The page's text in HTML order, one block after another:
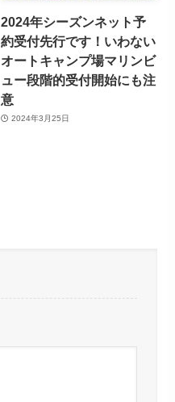
2024年シーズンネット予
約受付先行です！いわない
オートキャンプ場マリンビ
ュー段階的受付開始にも注
意
2024年3月25日